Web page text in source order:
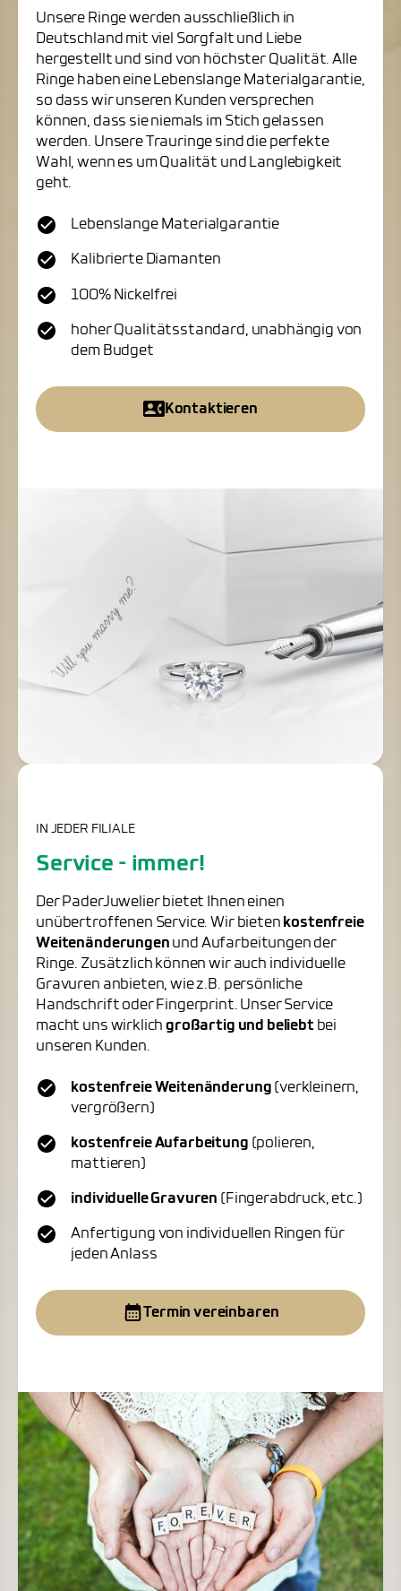
Unsere Ringe werden ausschließlich in
Deutschland mit viel Sorgfalt und Liebe
hergestellt und sind von höchster Qualität. Alle
Ringe haben eine Lebenslange Materialgarantie,
so dass wir unseren Kunden versprechen
können, dass sie niemals im Stich gelassen
werden. Unsere Trauringe sind die perfekte
Wahl, wenn es um Qualität und Langlebigkeit
geht.
Lebenslange Materialgarantie
Kalibrierte Diamanten
100% Nickelfrei
hoher Qualitätsstandard, unabhängig von
dem Budget
Kontaktieren
IN JEDER FILIALE
Service - immer!
Der PaderJuwelier bietet Ihnen einen
unübertroffenen Service. Wir bieten kostenfreie
Weitenänderungen und Aufarbeitungen der
Ringe. Zusätzlich können wir auch individuelle
Gravuren anbieten, wie z.B. persönliche
Handschrift oder Fingerprint. Unser Service
macht uns wirklichgroßartig und beliebtbei
unseren Kunden.
kostenfreie Weitenänderung (verkleinern,
vergrößern)
kostenfreie Aufarbeitung (polieren,
mattieren)
individuelle Gravuren (Fingerabdruck, etc.)
Anfertigung von individuellen Ringen für
jeden Anlass
Termin vereinbaren